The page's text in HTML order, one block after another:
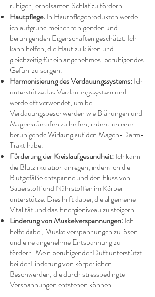
ruhigen, erholsamen Schlaf zu fördern.
Hautpflege:In Hautpflegeprodukten werde
ich aufgrund meiner reinigenden und
beruhigenden Eigenschaften geschätzt. Ich
kann helfen, die Haut zu klären und
gleichzeitig für ein angenehmes, beruhigendes
Gefühl zu sorgen.
Harmonisierung des Verdauungssystems:Ich
unterstütze das Verdauungssystem und
werde oft verwendet, um bei
Verdauungsbeschwerden wie Blähungen und
Magenkrämpfen zu helfen, indem ich eine
beruhigende Wirkung auf den Magen-Darm-
Trakt habe.
Förderung der Kreislaufgesundheit:Ich kann
die Blutzirkulation anregen, indem ich die
Blutgefäße entspanne und den Fluss von
Sauerstoff und Nährstoffen im Körper
unterstütze. Dies hilft dabei, die allgemeine
Vitalität und das Energieniveau zu steigern.
Linderung von Muskelverspannungen:Ich
helfe dabei, Muskelverspannungen zu lösen
und eine angenehme Entspannung zu
fördern. Mein beruhigender Duft unterstützt
bei der Linderung von körperlichen
Beschwerden, die durch stressbedingte
Verspannungen entstehen können.